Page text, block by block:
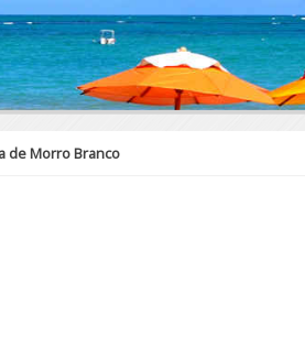
de Morro Branco